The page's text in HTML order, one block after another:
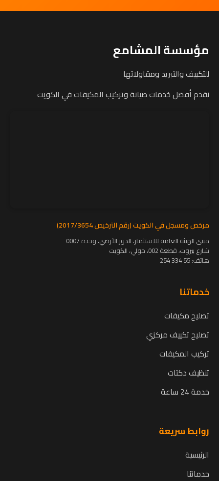
مؤسسة المشامع
للتكييف والتبريد ومقاولاتها
نقدم أفضل خدمات صيانة وتركيب المكيفات في الكويت
مرخص ومسجل في الكويت (رقم الترخيص 2017/3654)
مبنى الهيئة العامة للاستثمار، الدور الأرضي، وحدة 0007
شارع بيروت، قطعة 002، حولي، الكويت
هاتف:55 334 254
خدماتنا
تصليح مكيفات
تصليح تكييف مركزي
تركيب المكيفات
تنظيف دكتات
خدمة 24 ساعة
روابط سريعة
الرئيسية
خدماتنا